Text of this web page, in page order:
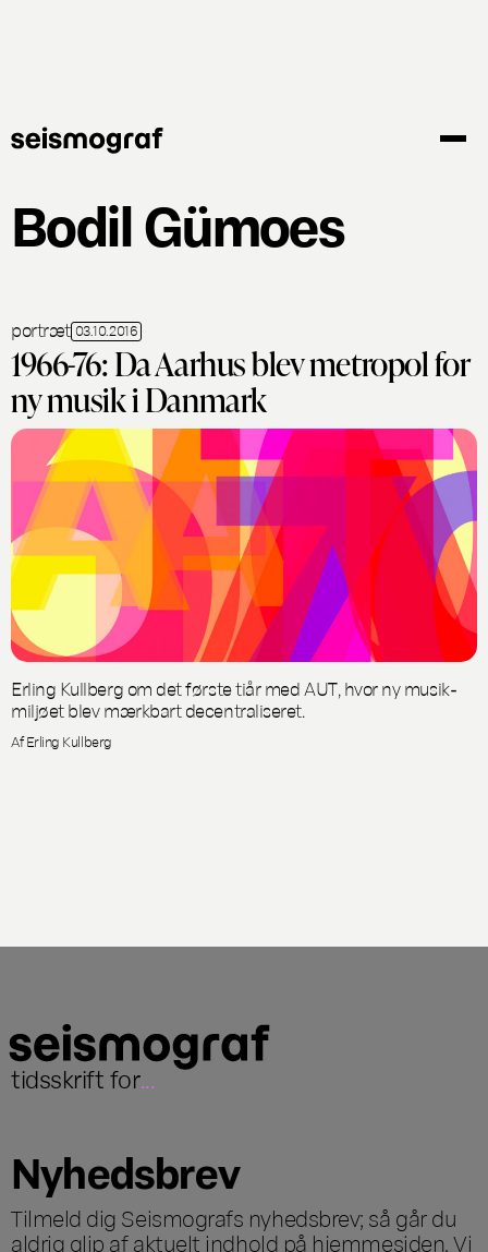
Bodil Gümoes
portræt 03.10.2016
1966-76: Da Aarhus blev metropol for
ny musik i Danmark
Erling Kullberg om det første tiår med AUT, hvor ny musik-
miljøet blev mærkbart decentraliseret.
Af Erling Kullberg
tidsskrift for...
Nyhedsbrev
Tilmeld dig Seismografs nyhedsbrev; så går du
aldrig glip af aktuelt indhold på hjemmesiden. Vi